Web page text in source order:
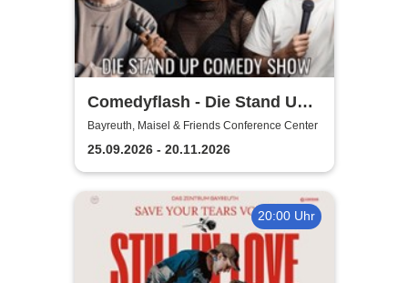
Comedyflash - Die Stand Up
Comedy Show
Bayreuth, Maisel & Friends Conference Center
25.09.2026 - 20.11.2026
20:00 Uhr